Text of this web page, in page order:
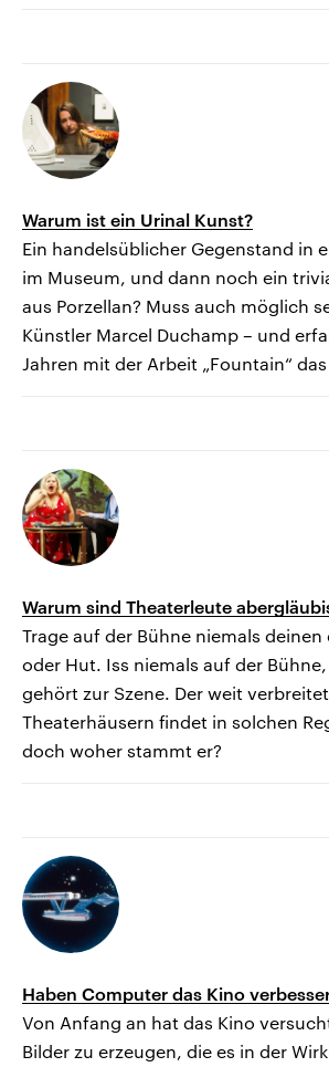
Warum ist ein Urinal Kunst?
Ein handelsüblicher Gegenstand in
im Museum, und dann noch ein
aus Porzellan? Muss auch möglich
Künstler Marcel Duchamp – und
Jahren mit der Arbeit „Fountain“ das
Warum sind Theaterleute
Trage auf der Bühne niemals
oder Hut. Iss niemals auf der Bühne,
gehört zur Szene. Der weit
Theaterhäusern findet in solchen
doch woher stammt er?
Haben Computer das Kino
Von Anfang an hat das Kino
Bilder zu erzeugen, die es in der